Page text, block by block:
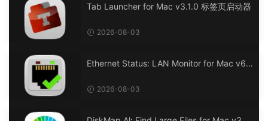
Tab Launcher for Mac v3.1.0 标签页启动器
2026-08-03
Ethernet Status: LAN Monitor for Mac v6.
2026-08-03